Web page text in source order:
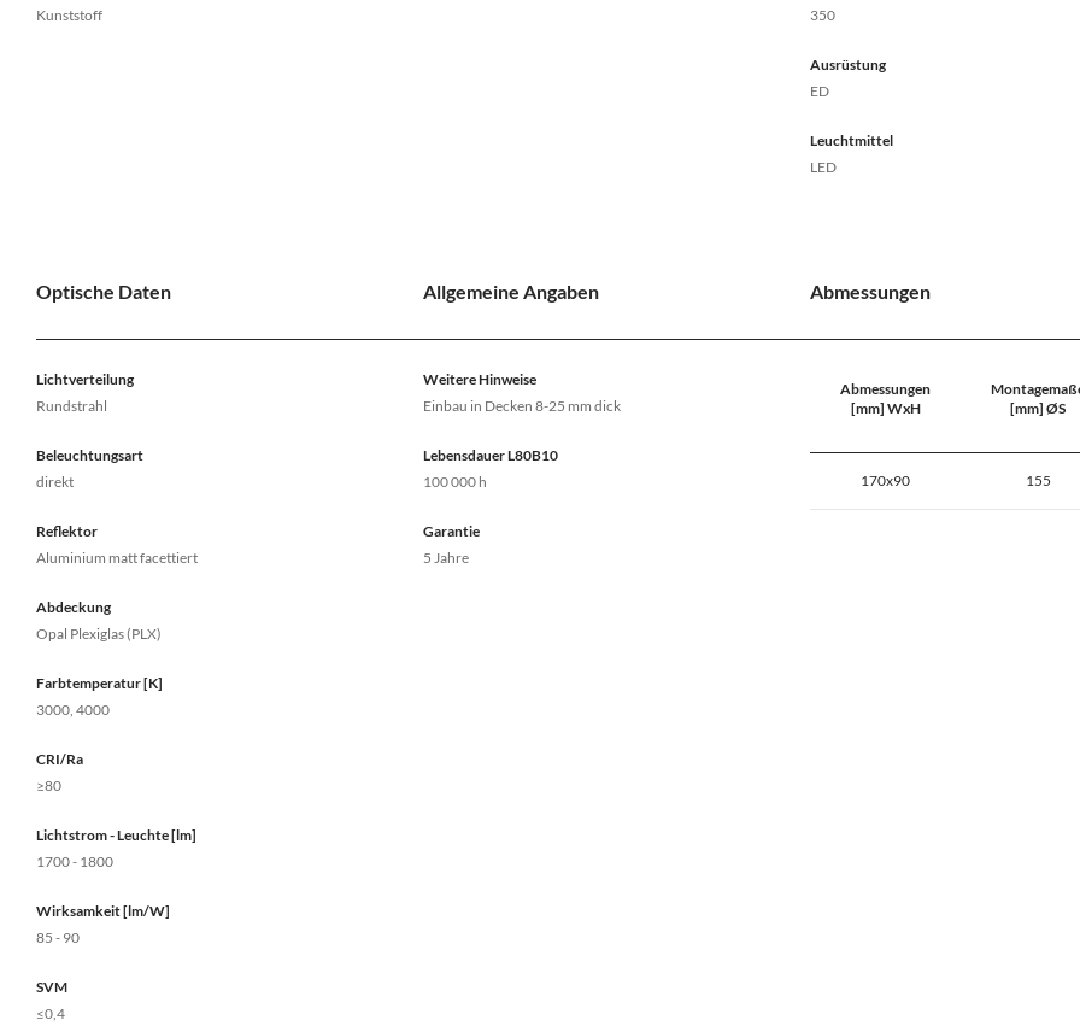
Kunststoff
350
Ausrüstung
ED
Leuchtmittel
LED
Optische Daten
Lichtverteilung
Rundstrahl
Beleuchtungsart
direkt
Reflektor
Aluminium matt facettiert
Abdeckung
Opal Plexiglas (PLX)
Farbtemperatur [K]
3000, 4000
CRI/Ra
≥80
Lichtstrom - Leuchte [lm]
1700 - 1800
Wirksamkeit [lm/W]
85 - 90
SVM
≤0,4
Allgemeine Angaben
Weitere Hinweise
Einbau in Decken 8-25 mm dick
Lebensdauer L80B10
100 000 h
Garantie
5 Jahre
Abmessungen
Abmessungen
[mm] WxH
[mm] ØS
170x90 155